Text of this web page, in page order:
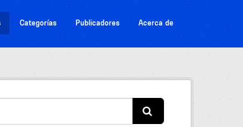
Categorías Publicadores Acerca de